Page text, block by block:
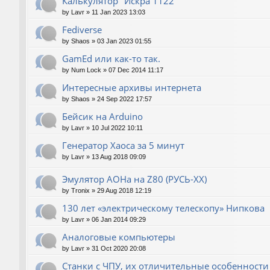
by Lavr » 11 Jan 2023 13:03
Fediverse
by Shaos » 03 Jan 2023 01:55
GamEd или как-то так.
by Num Lock » 07 Dec 2014 11:17
Интересные архивы интернета
by Shaos » 24 Sep 2022 17:57
Бейсик на Arduino
by Lavr » 10 Jul 2022 10:11
Генератор Хаоса за 5 минут
by Lavr » 13 Aug 2018 09:09
Эмулятор АОНа на Z80 (РУСЬ-XX)
by Tronix » 29 Aug 2018 12:19
130 лет «электрическому телескопу» Нипкова
by Lavr » 06 Jan 2014 09:29
Аналоговые компьютеры
by Lavr » 31 Oct 2020 20:08
Станки с ЧПУ, их отличительные особенности